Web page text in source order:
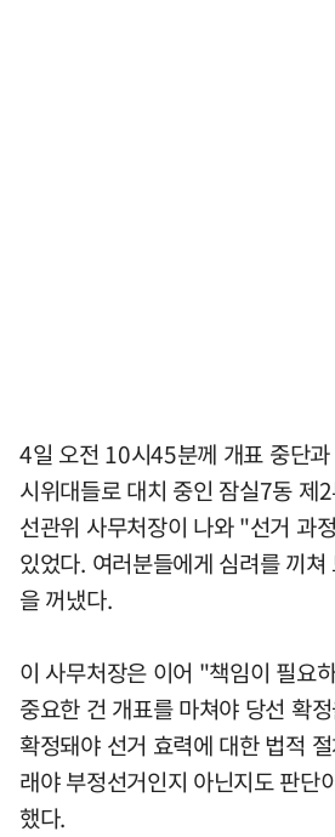
4일 오전 10시45분께 개표 중단
시위대들로 대치 중인 잠실7동 제
선관위 사무처장이 나와 "선거 과
있었다. 여러분들에게 심려를 끼
을 꺼냈다.
이 사무처장은 이어 "책임이 필요
중요한 건 개표를 마쳐야 당선 확
확정돼야 선거 효력에 대한 법적
래야 부정선거인지 아닌지도 판단
했다.